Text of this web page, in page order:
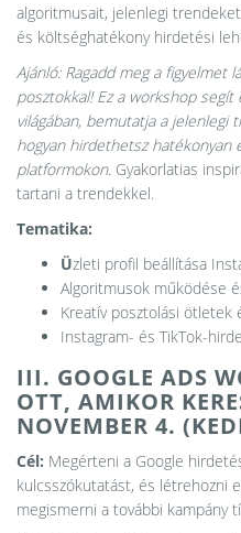
algoritmusait, jelenlegi
és költséghatékony hirdetési
Ajánló: Ragadd meg a figyelmet
posztokkal! Ez a workshop segít
világában, bemutatja a
hogyan hirdethetsz hatékonyan
platformokon. Gyakorlatias
tartani a trendekkel.
Tematika:
Üzleti profil beállítása
Algoritmusok működése
Kreatív posztolási ötletek
Instagram- és TikTok-
III. GOOGLE ADS
OTT, AMIKOR
NOVEMBER 4.
Cél: Megérteni a Google
kulcsszókutatást, és létrehozni
megismerni a további kampány